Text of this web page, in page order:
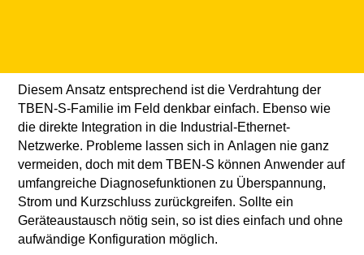
Diesem Ansatz entsprechend ist die Verdrahtung der
TBEN-S-Familie im Feld denkbar einfach. Ebenso wie
die direkte Integration in die Industrial-Ethernet-
Netzwerke. Probleme lassen sich in Anlagen nie ganz
vermeiden, doch mit dem TBEN-S können Anwender auf
umfangreiche Diagnosefunktionen zu Überspannung,
Strom und Kurzschluss zurückgreifen. Sollte ein
Geräteaustausch nötig sein, so ist dies einfach und ohne
aufwändige Konfiguration möglich.